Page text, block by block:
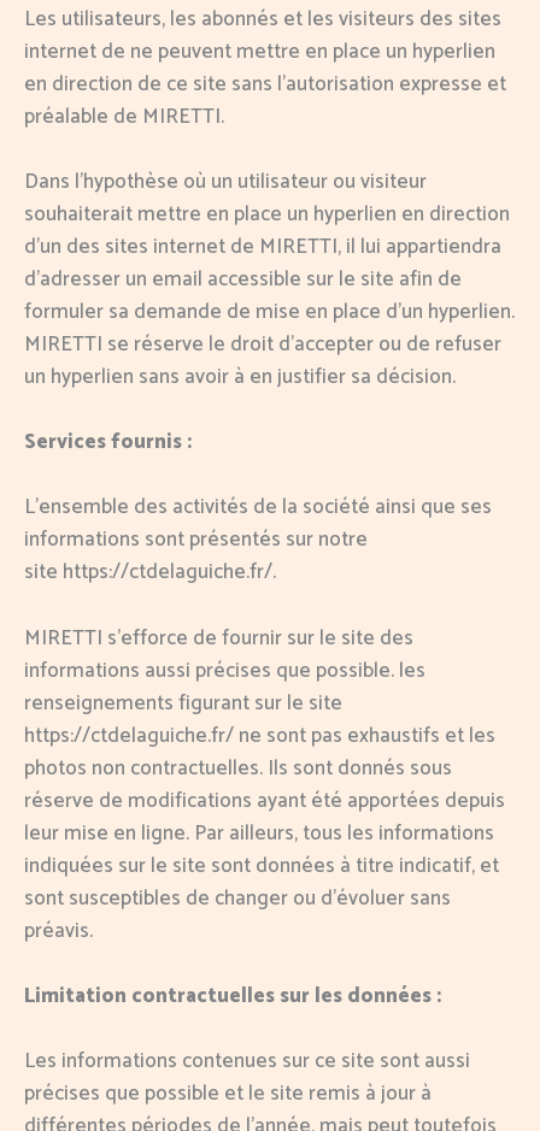
Les utilisateurs, les abonnés et les visiteurs des sites
internet de ne peuvent mettre en place un hyperlien
en direction de ce site sans l’autorisation expresse et
préalable de MIRETTI.
Dans l’hypothèse où un utilisateur ou visiteur
souhaiterait mettre en place un hyperlien en direction
d’un des sites internet de MIRETTI, il lui appartiendra
d’adresser un email accessible sur le site afin de
formuler sa demande de mise en place d’un hyperlien.
MIRETTI se réserve le droit d’accepter ou de refuser
un hyperlien sans avoir à en justifier sa décision.
Services fournis :
L’ensemble des activités de la société ainsi que ses
informations sont présentés sur notre
site https://ctdelaguiche.fr/.
MIRETTI s’efforce de fournir sur le site des
informations aussi précises que possible. les
renseignements figurant sur le site
https://ctdelaguiche.fr/ ne sont pas exhaustifs et les
photos non contractuelles. Ils sont donnés sous
réserve de modifications ayant été apportées depuis
leur mise en ligne. Par ailleurs, tous les informations
indiquées sur le site sont données à titre indicatif, et
sont susceptibles de changer ou d’évoluer sans
préavis.
Limitation contractuelles sur les données :
Les informations contenues sur ce site sont aussi
précises que possible et le site remis à jour à